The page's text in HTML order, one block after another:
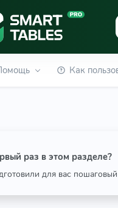
Как
раз в этом разделе?
для вас